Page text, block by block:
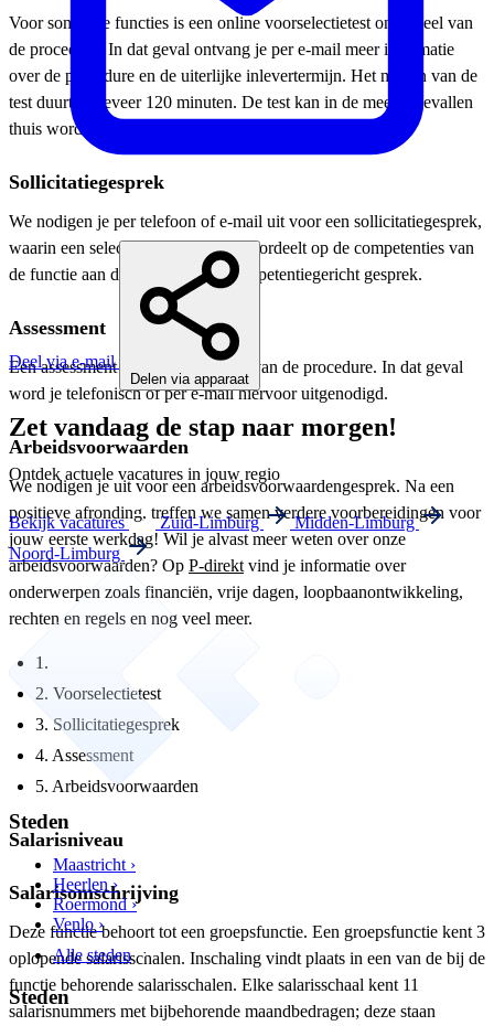
Voor sommige functies is een online voorselectietest onderdeel van
de procedure. In dat geval ontvang je per e-mail meer informatie
over de procedure en de uiterlijke inlevertermijn. Het maken van de
test duurt ongeveer 120 minuten. De test kan in de meeste gevallen
thuis worden gemaakt.
Sollicitatiegesprek
We nodigen je per telefoon of e-mail uit voor een sollicitatiegesprek,
waarin een selectiecommissie je beoordeelt op de competenties van
de functie aan de hand van een competentiegericht gesprek.
Assessment
Een assessment kan deel uitmaken van de procedure. In dat geval
word je telefonisch of per e-mail hiervoor uitgenodigd.
Arbeidsvoorwaarden
We nodigen je uit voor een arbeidsvoorwaardengesprek. Na een
positieve afronding, treffen we samen verdere voorbereidingen voor
jouw eerste werkdag! Wil je alvast meer weten over onze
arbeidsvoorwaarden? Op P-direkt vind je informatie over
onderwerpen zoals financiën, vrije dagen, loopbaanontwikkeling,
rechten en regels en nog veel meer.
1.
2. Voorselectietest
3. Sollicitatiegesprek
4. Assessment
5. Arbeidsvoorwaarden
Salarisniveau
Salarisomschrijving
Deze functie behoort tot een groepsfunctie. Een groepsfunctie kent 3
oplopende salarisschalen. Inschaling vindt plaats in een van de bij de
functie behorende salarisschalen. Elke salarisschaal kent 11
salarisnummers met bijbehorende maandbedragen; deze staan
Deel via e-mail
Delen via apparaat
Zet vandaag de stap naar morgen!
Ontdek actuele vacatures in jouw regio
Bekijk vacatures Zuid-Limburg
Midden-Limburg
Noord-Limburg
Steden
Maastricht ›
Heerlen ›
Roermond ›
Venlo ›
Alle steden
Steden